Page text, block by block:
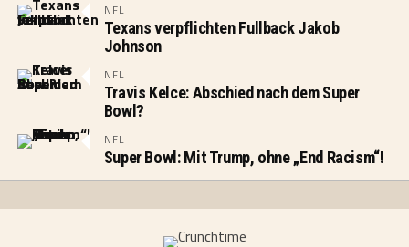
NFL
Texans verpflichten Fullback Jakob
Johnson
NFL
Travis Kelce: Abschied nach dem Super
Bowl?
NFL
Super Bowl: Mit Trump, ohne „End Racism“!